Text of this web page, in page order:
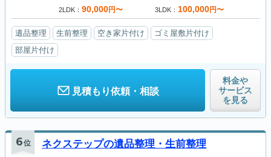
2LDK 90,000円〜 3LDK 100,000円〜
遺品整理 生前整理 空き家片付け
ゴミ屋敷片付け
部屋片付け
見積もり依頼・相談
料金や
サービス
を見る
6位 ネクステップの遺品整理・生前整理